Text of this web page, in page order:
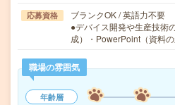
応募資格
ブランクOK / 英語力不要
●デバイス開発や生産技術
成）・PowerPoint（資料
職場の雰囲気
年齢層